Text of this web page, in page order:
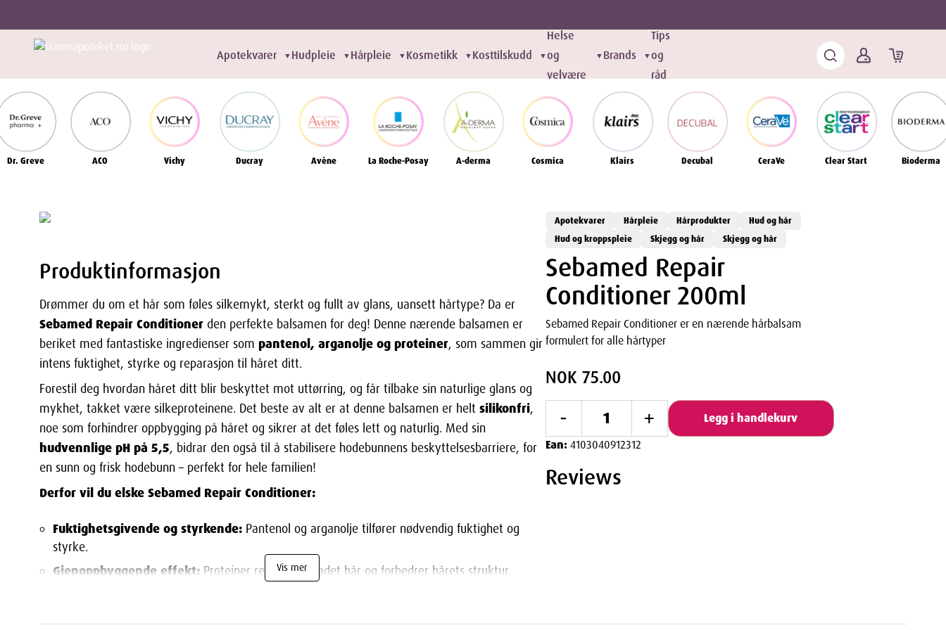
Apotekvarer ▼ Hudpleie ▼ Hårpleie ▼ Kosmetikk ▼ Kosttilskudd ▼
Helse
og
velvære
▼ Brands ▼
Tips
og
råd
Dr. Greve ACO Vichy Ducray Avène La Roche-Posay A-derma Cosmica Klairs Decubal CeraVe Clear Start Bioderma
Produktinformasjon
Drømmer du om et hår som føles silkemykt, sterkt og fullt av glans, uansett hårtype? Da er
Sebamed Repair Conditioner den perfekte balsamen for deg! Denne nærende balsamen er
beriket med fantastiske ingredienser som pantenol, arganolje og proteiner, som sammen gir
intens fuktighet, styrke og reparasjon til håret ditt.
Forestil deg hvordan håret ditt blir beskyttet mot uttørring, og får tilbake sin naturlige glans og
mykhet, takket være silkeproteinene. Det beste av alt er at denne balsamen er helt silikonfri,
noe som forhindrer oppbygging på håret og sikrer at det føles lett og naturlig. Med sin
hudvennlige pH på 5,5, bidrar den også til å stabilisere hodebunnens beskyttelsesbarriere, for
en sunn og frisk hodebunn – perfekt for hele familien!
Derfor vil du elske Sebamed Repair Conditioner:
Fuktighetsgivende og styrkende: Pantenol og arganolje tilfører nødvendig fuktighet og
styrke.
Gjenoppbyggende effekt: Proteiner reparerer skadet hår og forbedrer hårets struktur.
Vis mer
Apotekvarer Hårpleie Hårprodukter
Hud og hår
Hud og kroppspleie
Skjegg og hår Skjegg og hår
Sebamed Repair
Conditioner 200ml
Sebamed Repair Conditioner er en nærende hårbalsam
formulert for alle hårtyper
NOK 75.00
- +
Legg i handlekurv
Ean: 4103040912312
Reviews